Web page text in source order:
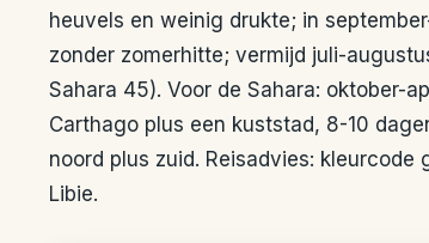
heuvels en weinig drukte; in
zonder zomerhitte; vermijd juli-
Sahara 45). Voor de Sahara: oktober-
Carthago plus een kuststad, 8-10
noord plus zuid. Reisadvies:
Libie.